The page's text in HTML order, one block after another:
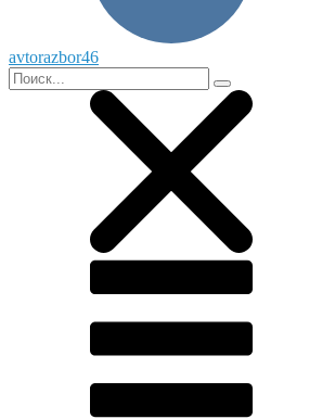
avtorazbor46